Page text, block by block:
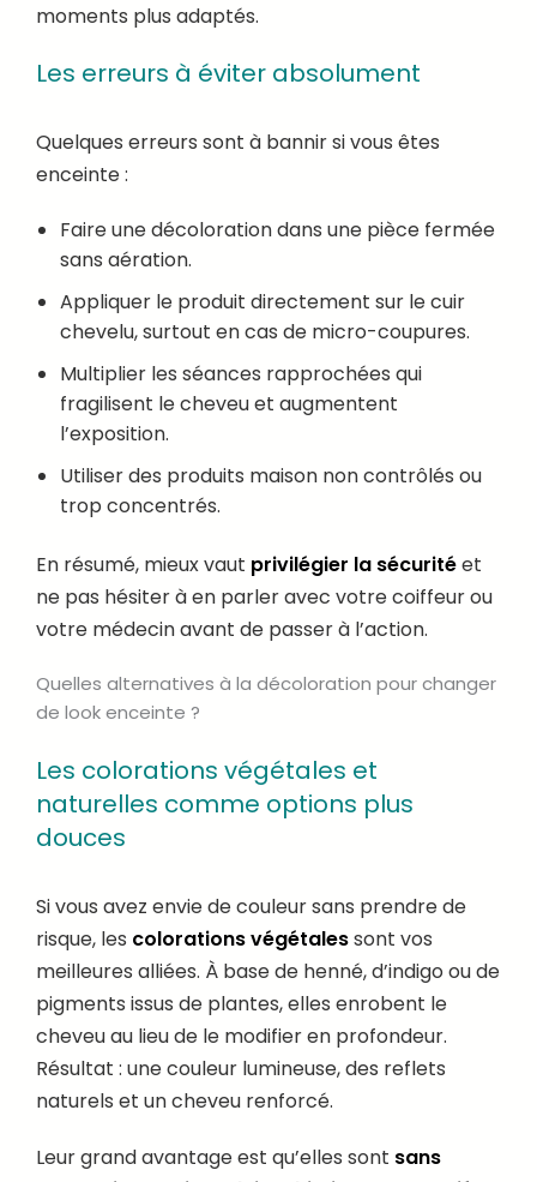
moments plus adaptés.
Les erreurs à éviter absolument
Quelques erreurs sont à bannir si vous êtes
enceinte :
Faire une décoloration dans une pièce fermée
sans aération.
Appliquer le produit directement sur le cuir
chevelu, surtout en cas de micro-coupures.
Multiplier les séances rapprochées qui
fragilisent le cheveu et augmentent
l’exposition.
Utiliser des produits maison non contrôlés ou
trop concentrés.
En résumé, mieux vaut privilégier la sécuritéet
ne pas hésiter à en parler avec votre coiffeur ou
votre médecin avant de passer à l’action.
Quelles alternatives à la décoloration pour changer
de look enceinte ?
Les colorations végétales et
naturelles comme options plus
douces
Si vous avez envie de couleur sans prendre de
risque, les colorations végétalessont vos
meilleures alliées. À base de henné, d’indigo ou de
pigments issus de plantes, elles enrobent le
cheveu au lieu de le modifier en profondeur.
Résultat : une couleur lumineuse, des reflets
naturels et un cheveu renforcé.
Leur grand avantage est qu’elles sont sans